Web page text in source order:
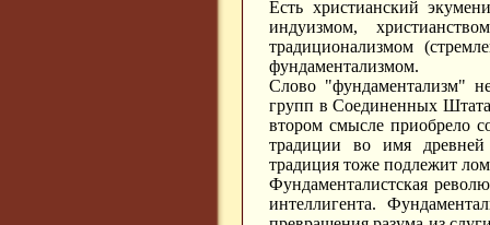
Есть христианский
индуизмом,
традиционализмом
фундаментализмом.
Слово "фундаментализм"
групп в Соединенных
втором смысле приобрело
традиции во имя древней
традиция тоже подлежит
Фундаменталистская
интеллигента.